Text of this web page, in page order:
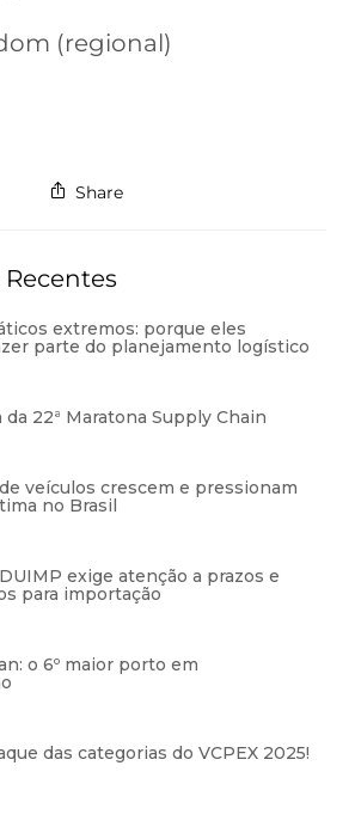
(regional)
Share
extremos: porque eles
parte do planejamento logístico
22ª Maratona Supply Chain
veículos crescem e pressionam
no Brasil
exige atenção a prazos e
para importação
o 6º maior porto em
das categorias do VCPEX 2025!